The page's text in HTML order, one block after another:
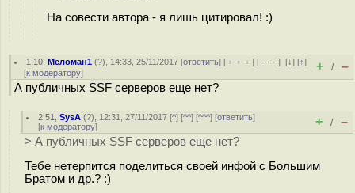
На совести автора - я лишь цитировал! :)
1.10 ,Меломан1 (?), 14:33, 25/11/2017 [ответить] [ ﹢﹢﹢] [ · · ·][↓] [↑]
[к модератору] + / –
А публичных SSF серверов еще нет?
2.51 ,SysA (?), 12:31, 27/11/2017 [^] [^^] [^^^] [ответить]
[к модератору] + / –
> А публичных SSF серверов еще нет?
Тебе нетерпится поделиться своей инфой с Большим
Братом и др.? :)